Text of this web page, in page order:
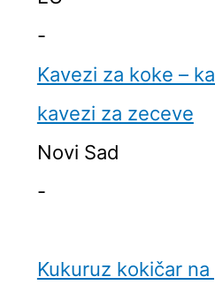
-
Kavezi za koke –
kavezi za zeceve
Novi Sad
-
Kukuruz kokičar